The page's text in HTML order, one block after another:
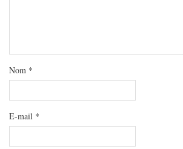
Nom *
E-mail *